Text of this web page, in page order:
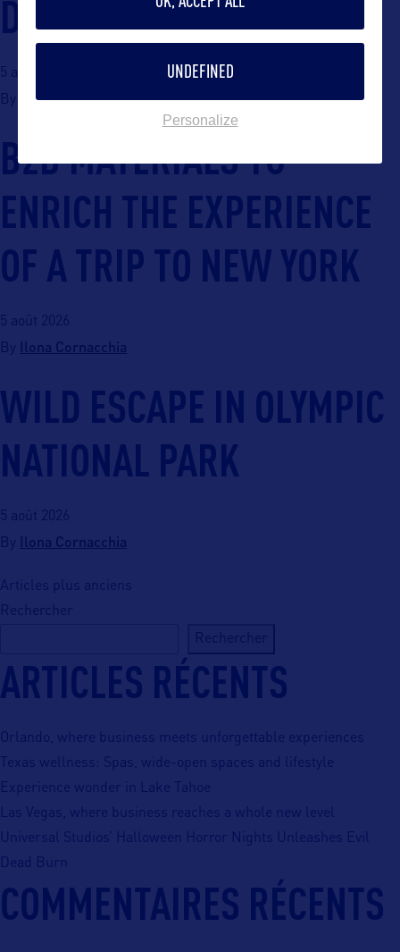
DAY
5 août 2026
By
Ilona Cornacchia
B2B MATERIALS TO
ENRICH THE EXPERIENCE
OF A TRIP TO NEW YORK
5 août 2026
By Ilona Cornacchia
WILD ESCAPE IN OLYMPIC
NATIONAL PARK
5 août 2026
By Ilona Cornacchia
NAVIGATION DES ARTICLES
Articles plus anciens
Rechercher
ARTICLES RÉCENTS
Orlando, where business meets unforgettable experiences
Texas wellness: Spas, wide-open spaces and lifestyle
Experience wonder in Lake Tahoe
Las Vegas, where business reaches a whole new level
Universal Studios’ Halloween Horror Nights Unleashes Evil
Dead Burn
COMMENTAIRES RÉCENTS
UNDEFINED
Personalize